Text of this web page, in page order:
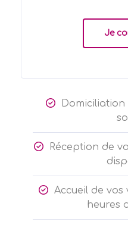
Je
Domiciliation
Réception de
Accueil de
heures